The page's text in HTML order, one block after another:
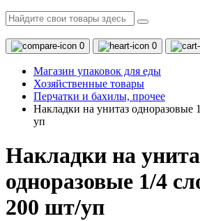
0 0
Магазин упаковок для еды
Хозяйственные товары
Перчатки и бахилы, прочее
Накладки на унитаз одноразовые
уп
Накладки на
одноразовые 1/4
200 шт/уп